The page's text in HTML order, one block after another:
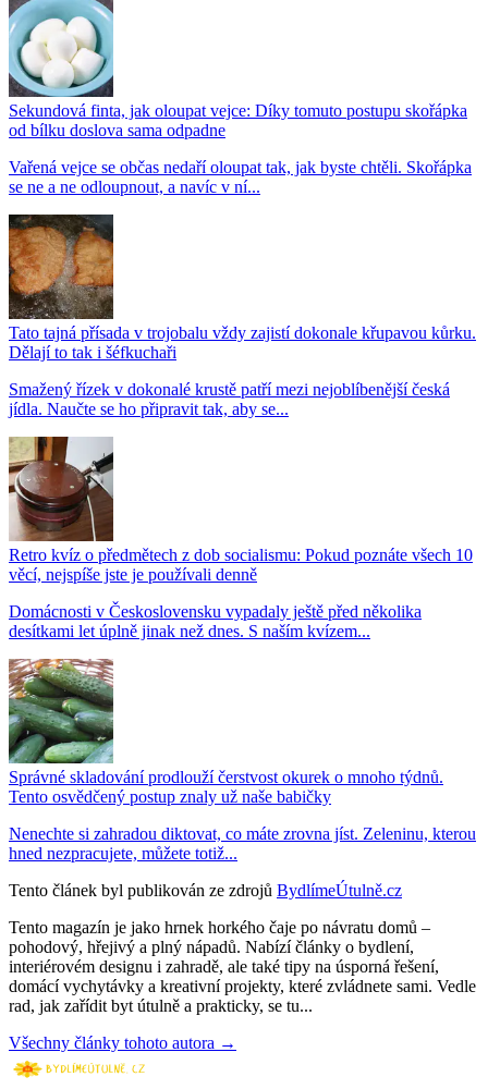
Sekundová finta, jak oloupat vejce: Díky tomuto postupu skořápka
od bílku doslova sama odpadne
Vařená vejce se občas nedaří oloupat tak, jak byste chtěli. Skořápka
se ne a ne odloupnout, a navíc v ní...
Tato tajná přísada v trojobalu vždy zajistí dokonale křupavou kůrku.
Dělají to tak i šéfkuchaři
Smažený řízek v dokonalé krustě patří mezi nejoblíbenější česká
jídla. Naučte se ho připravit tak, aby se...
Retro kvíz o předmětech z dob socialismu: Pokud poznáte všech 10
věcí, nejspíše jste je používali denně
Domácnosti v Československu vypadaly ještě před několika
desítkami let úplně jinak než dnes. S naším kvízem...
Správné skladování prodlouží čerstvost okurek o mnoho týdnů.
Tento osvědčený postup znaly už naše babičky
Nenechte si zahradou diktovat, co máte zrovna jíst. Zeleninu, kterou
hned nezpracujete, můžete totiž...
Tento článek byl publikován ze zdrojů BydlímeÚtulně.cz
Tento magazín je jako hrnek horkého čaje po návratu domů –
pohodový, hřejivý a plný nápadů. Nabízí články o bydlení,
interiérovém designu i zahradě, ale také tipy na úsporná řešení,
domácí vychytávky a kreativní projekty, které zvládnete sami. Vedle
rad, jak zařídit byt útulně a prakticky, se tu...
Všechny články tohoto autora →